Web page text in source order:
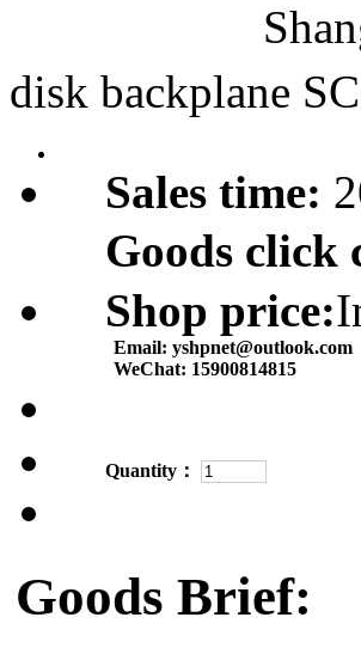
disk backplane
Sales time:
Goods click
Shop price:
Email: yshpnet@outlook.com
WeChat: 15900814815
Quantity：
Goods Brief: